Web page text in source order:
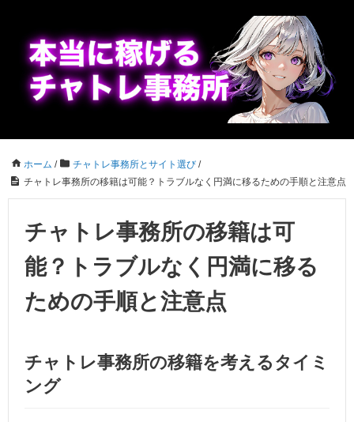
ホーム / チャトレ事務所とサイト選び /
チャトレ事務所の移籍は可能？トラブルなく円満に移るための手順と注意点
チャトレ事務所の移籍は可
能？トラブルなく円満に移る
ための手順と注意点
チャトレ事務所の移籍を考えるタイミ
ング